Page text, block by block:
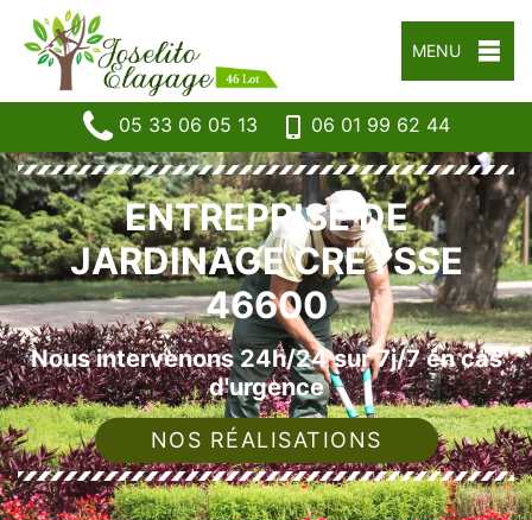
MENU
05 33 06 05 13 06 01 99 62 44
ENTREPRISE DE
JARDINAGE CREYSSE
46600
Nous intervenons 24h/24 sur 7j/7 en cas
d'urgence
NOS RÉALISATIONS